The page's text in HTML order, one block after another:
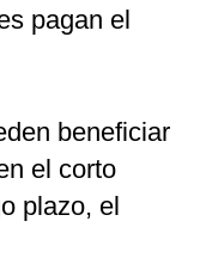
pagan el
beneficiar
el corto
plazo, el